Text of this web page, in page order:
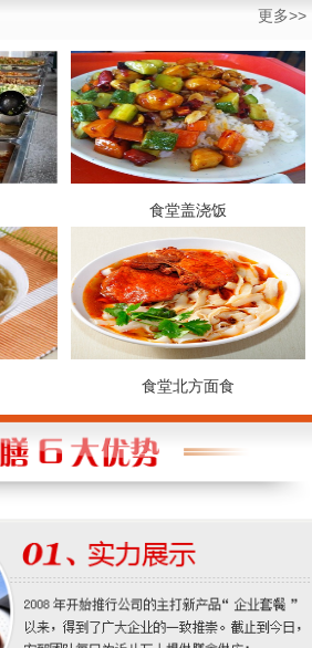
更多>>
食堂盖浇饭
食堂北方面食